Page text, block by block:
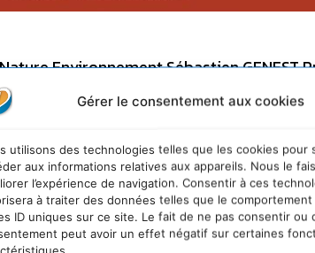
Gérer le consentement aux cookies
utilisons des technologies telles que les cookies pour
aux informations relatives aux appareils. Nous le
l’expérience de navigation. Consentir à ces
à traiter des données telles que le comportement
ID uniques sur ce site. Le fait de ne pas consentir ou
peut avoir un effet négatif sur certaines
EnvironnementSébastien GENEST
«Madame, Monsieur, Chers ami(e)s, En
fédération française des
je vous souhaite la
aux élections qui se dérouleront en
national, le mouvement français
par France Nature Environnement,
désigneront le nouveau